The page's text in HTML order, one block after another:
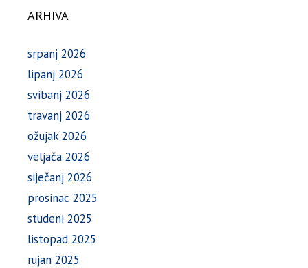
ARHIVA
srpanj 2026
lipanj 2026
svibanj 2026
travanj 2026
ožujak 2026
veljača 2026
siječanj 2026
prosinac 2025
studeni 2025
listopad 2025
rujan 2025